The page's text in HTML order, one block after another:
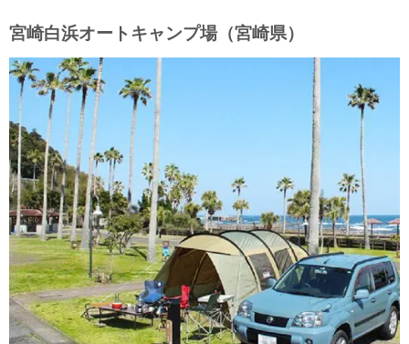
宮崎白浜オートキャンプ場（宮崎県）